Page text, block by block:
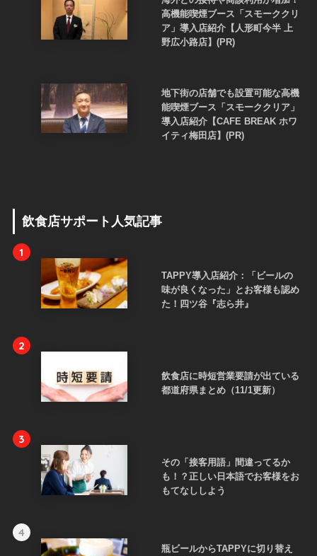
高機能喫煙ブース「スモーククリ
ア」導入店紹介【人形町今半 上
野広小路店】(PR)
地下街の店舗でも設置可能な高機
能喫煙ブース「スモーククリア」
導入店紹介【CAFE BREAK ホワ
イティ梅田店】(PR)
飲食店サポート人気記事
1
TAPPY導入店紹介：「ビールの
味が良くなった」とお客様も認め
た！四ツ谷『志ら井』
2
飲食店に時短営業要請が出ている
都道府県まとめ（11/1更新）
3
その「接客用語」間違ってるか
も！？正しい日本語でお客様をお
もてなししよう
4
瓶ビールからTAPPYに切り替え